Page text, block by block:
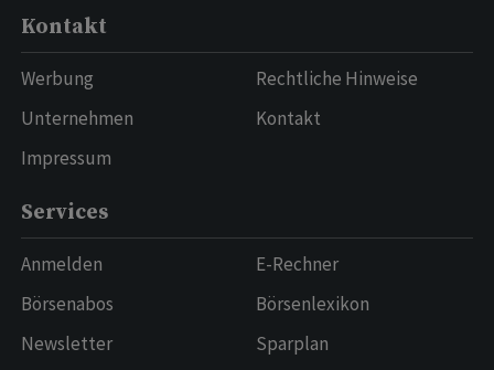
Kontakt
Werbung
Unternehmen
Impressum
Rechtliche Hinweise
Kontakt
Services
Anmelden
Börsenabos
Newsletter
E-Rechner
Börsenlexikon
Sparplan